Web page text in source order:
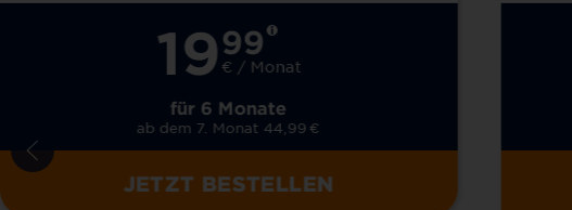
1999
€ / Monat
für 6 Monate
ab dem 7. Monat 44,99 €
JETZT BESTELLEN